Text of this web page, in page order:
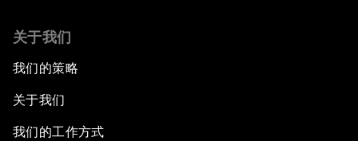
关于我们
我们的策略
关于我们
我们的工作方式